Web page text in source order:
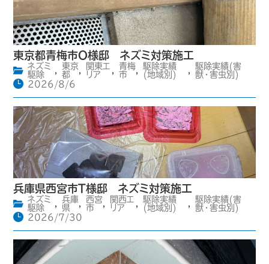
東京都青梅市O様邸 ネズミ対策施工
ネズミ
駆除
,
東京
都
,
関東エ
リア
,
青梅
市
,
駆除実績
(地域別)
,
駆除実績(害
獣・害虫別)
2026/8/6
兵庫県西宮市T様邸 ネズミ対策施工
ネズミ
駆除
,
兵庫
県
,
西宮
市
,
関西エ
リア
,
駆除実績
(地域別)
,
駆除実績(害
獣・害虫別)
2026/7/30